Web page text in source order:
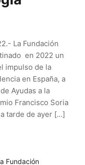
La Fundación
en 2022 un
impulso de la
en España, a
Ayudas a la
Francisco Soria
tarde de ayer […]
Fundación